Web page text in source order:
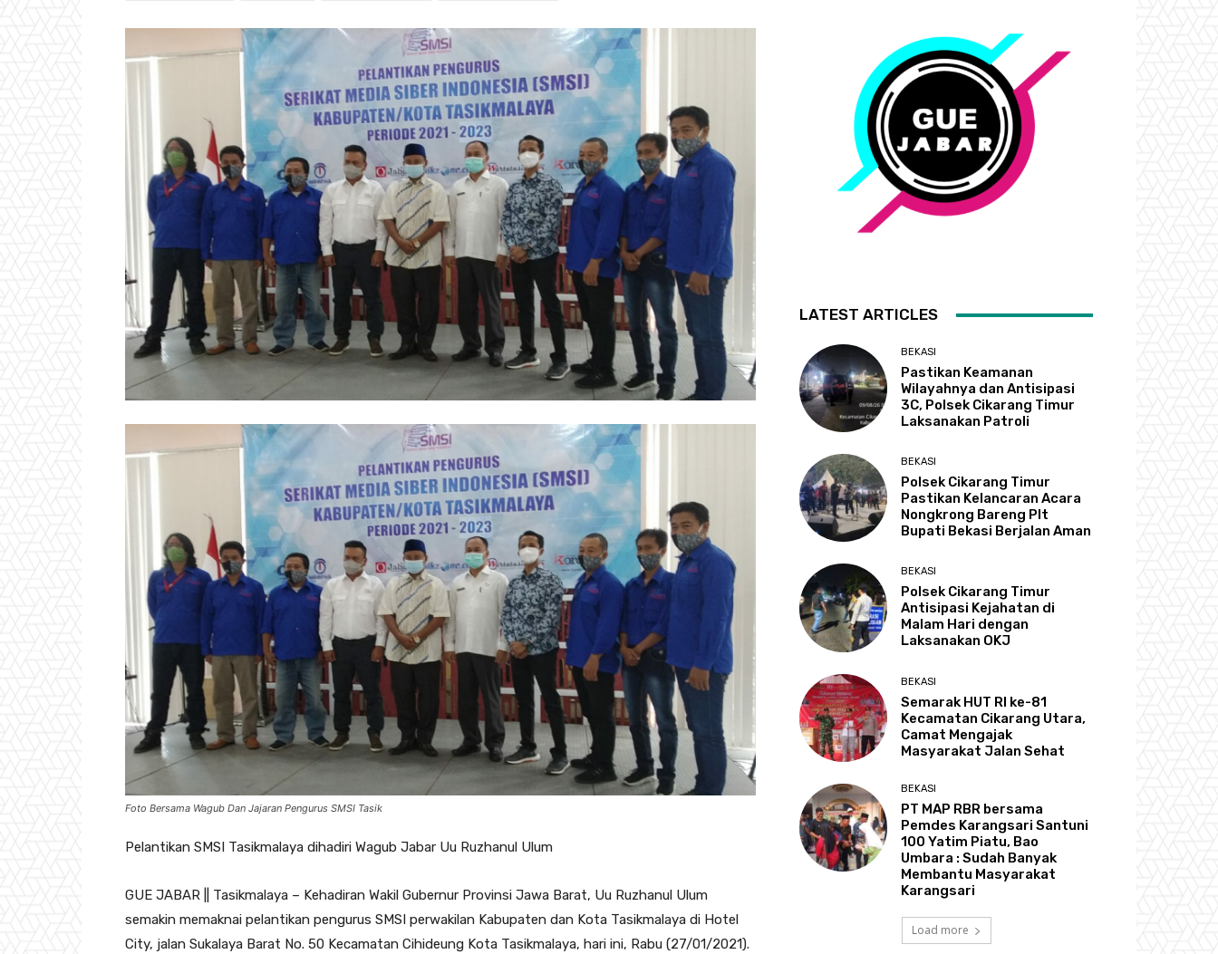
Foto Bersama Wagub Dan Jajaran Pengurus SMSI Tasik
Pelantikan SMSI Tasikmalaya dihadiri Wagub Jabar Uu Ruzhanul Ulum
GUE JABAR || Tasikmalaya – Kehadiran Wakil Gubernur Provinsi Jawa Barat, Uu Ruzhanul Ulum
semakin memaknai pelantikan pengurus SMSI perwakilan Kabupaten dan Kota Tasikmalaya di Hotel
City, jalan Sukalaya Barat No. 50 Kecamatan Cihideung Kota Tasikmalaya, hari ini, Rabu (27/01/2021).
LATEST ARTICLES
BEKASI
Pastikan Keamanan
Wilayahnya dan Antisipasi
3C, Polsek Cikarang Timur
Laksanakan Patroli
BEKASI
Polsek Cikarang Timur
Pastikan Kelancaran Acara
Nongkrong Bareng Plt
Bupati Bekasi Berjalan Aman
BEKASI
Polsek Cikarang Timur
Antisipasi Kejahatan di
Malam Hari dengan
Laksanakan OKJ
BEKASI
Semarak HUT RI ke-81
Kecamatan Cikarang Utara,
Camat Mengajak
Masyarakat Jalan Sehat
BEKASI
PT MAP RBR bersama
Pemdes Karangsari Santuni
100 Yatim Piatu, Bao
Umbara : Sudah Banyak
Membantu Masyarakat
Karangsari
Load more